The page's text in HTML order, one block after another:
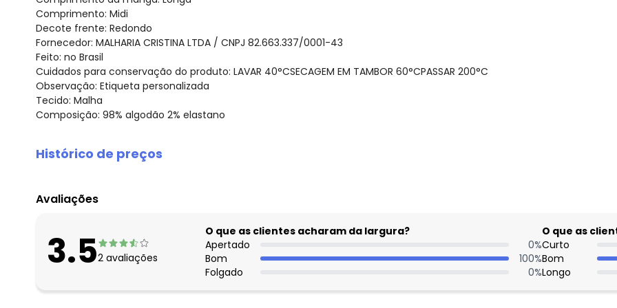
Comprimento: Midi
Decote frente: Redondo
Fornecedor: MALHARIA CRISTINA LTDA / CNPJ 82.663.337/0001-43
Feito: no Brasil
Cuidados para conservação do produto: LAVAR 40°CSECAGEM EM TAMBOR 60°CPASSAR 200°C
Observação: Etiqueta personalizada
Tecido: Malha
Composição: 98% algodão 2% elastano
Histórico de preços
agosto/2026
maio/2026
abril/2026
fevereiro/2026
Avaliações
3.52 avaliações
O que as clientes acharam da largura?
Apertado
0%
Bom
100%
Folgado
0%
O que as
Curto
Bom
Longo